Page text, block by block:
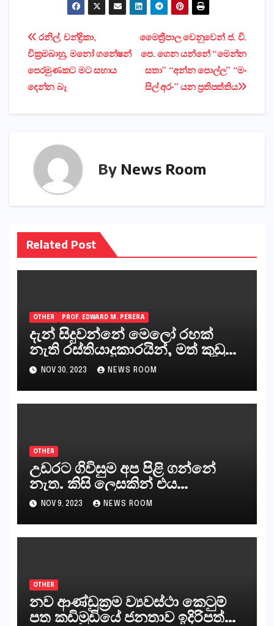
Post
navigation
මෛත්‍රීපාල වෙනුවෙන් ජ. වි.
පෙ. ගෙන යන්නේ “මෙන්න
සතා” “අන්න පොල්ල” “මං
සිල් අරං” යන ප්‍රතිපත්තිය
රනිල්, චන්ද්‍රිකා,
වික්‍රමබාහු, මනෝ ගනේෂන්
පෙරමුණකට මට සහාය
දෙන්න බෑ
By News Room
Related Post
OTHER PROF. EDWARD M. PERERA
දැන් සිදුවන්නේ මෙලෝ රහක්
නැති රස්තියාදුකාරයින්, මත් කුඩු
ගෙන්වන්නන් සහ අලෙවි
කරන්නන්,කැලෑපාළුවන්, මහජන
නියෝජිතයින්
NOV 30, 2023 NEWS ROOM
OTHER
උඩරට ගිවිසුම අප පිළි ගන්නේ
නැත. කිසි ලෙසකින් එය
නීත්‍යානුකූල ලියවිල්ලක් නො වේ.
සිංහල ප්‍රතිපත්ති කේන්ද්‍රයෙන්
ජනාධිපති දැන් වූ ලිපියෙන්
NOV 9, 2023 NEWS ROOM
OTHER
නව ආණ්ඩුක්‍රම ව්‍යවස්ථා කෙටුම්
පත කඩිමුඩියේ ජනතාව ඉදිරිපත්